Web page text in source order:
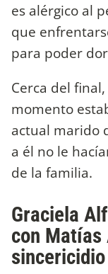
es alérgico al
que
para poder
Cerca del final,
momento
actual marido
a él no le
de la familia.
Graciela
con Matías
sincericidio